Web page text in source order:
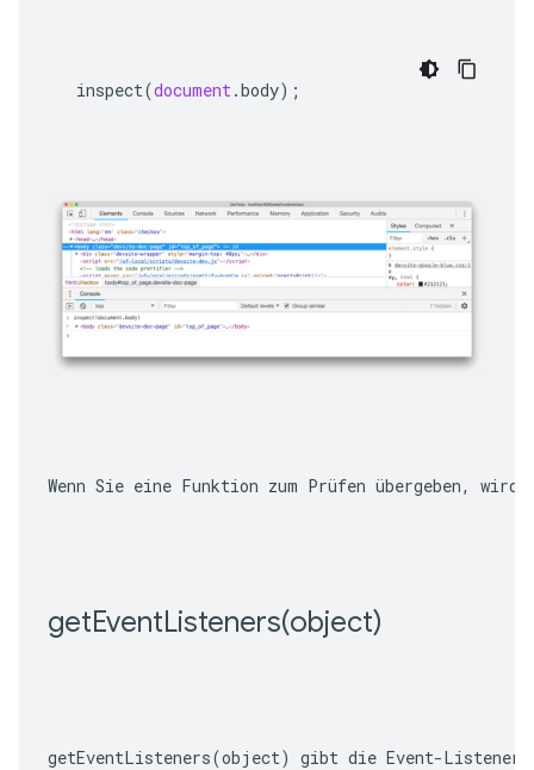
inspect(document .body);
Wenn Sie eine Funktion zum Prüfen übergeben, wird
getEventListeners(object)
getEventListeners(object) gibt die Event-Listener